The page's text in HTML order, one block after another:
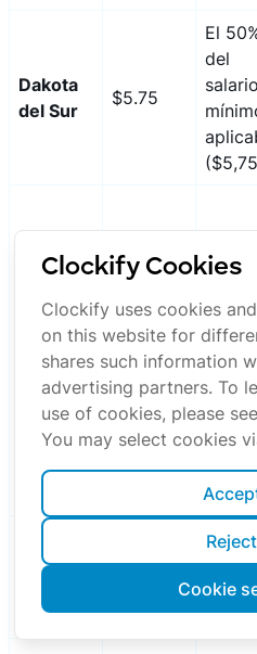
Dakota
del Sur
$5.75
El
del
salario
Vermont $7.01 $7.01
Wiscons
$4.92
Clockify Cookies
Clockify uses cookies
on this website for
shares such information
advertising partners. To
use of cookies, please
You may select cookies
Cookie